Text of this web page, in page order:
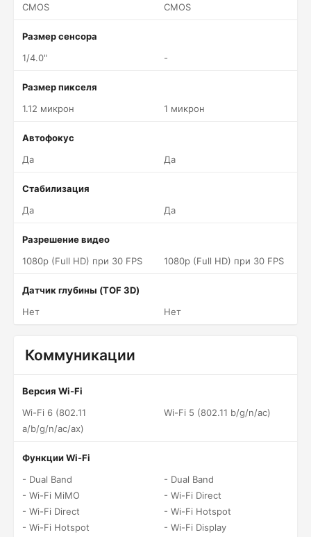
CMOS CMOS
Размер сенсора
1/4.0"
-
Размер пикселя
1.12 микрон
1 микрон
Автофокус
Да
Да
Стабилизация
Да
Да
Разрешение видео
1080p (Full HD) при 30 FPS
1080p (Full HD) при 30 FPS
Датчик глубины (TOF 3D)
Нет
Нет
Коммуникации
Версия Wi-Fi
Wi-Fi 6 (802.11
a/b/g/n/ac/ax)
Wi-Fi 5 (802.11 b/g/n/ac)
Функции Wi-Fi
- Dual Band
- Wi-Fi MiMO
- Wi-Fi Direct
- Wi-Fi Hotspot
- Dual Band
- Wi-Fi Direct
- Wi-Fi Hotspot
- Wi-Fi Display